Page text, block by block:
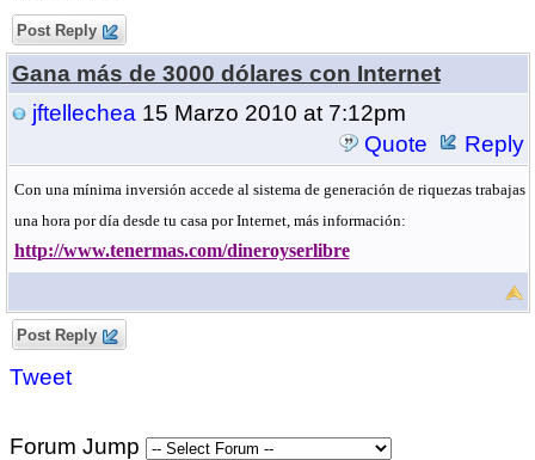
Post Reply
Gana más de 3000 dólares con Internet
jftellechea 15 Marzo 2010 at 7:12pm
Quote
Reply
Con una mínima inversión accede al sistema de generación de riquezas trabajas
una hora por día desde tu casa por Internet, más información:
http://www.tenermas.com/dineroyserlibre
Post Reply
Tweet
Forum Jump